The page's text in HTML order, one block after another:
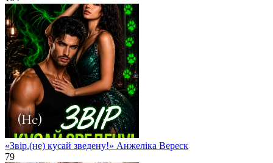
«Звір.(не) кусай зведену!» Анжеліка Вереск
79